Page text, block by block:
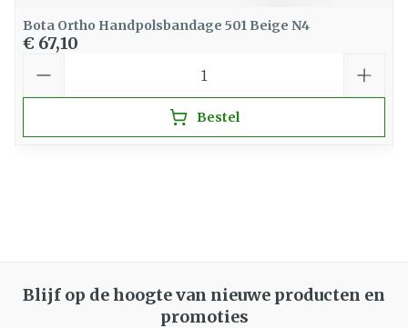
Bota Ortho Handpolsbandage 501 Beige N4
€ 67,10
Bestel
Blijf op de hoogte van nieuwe producten en
promoties